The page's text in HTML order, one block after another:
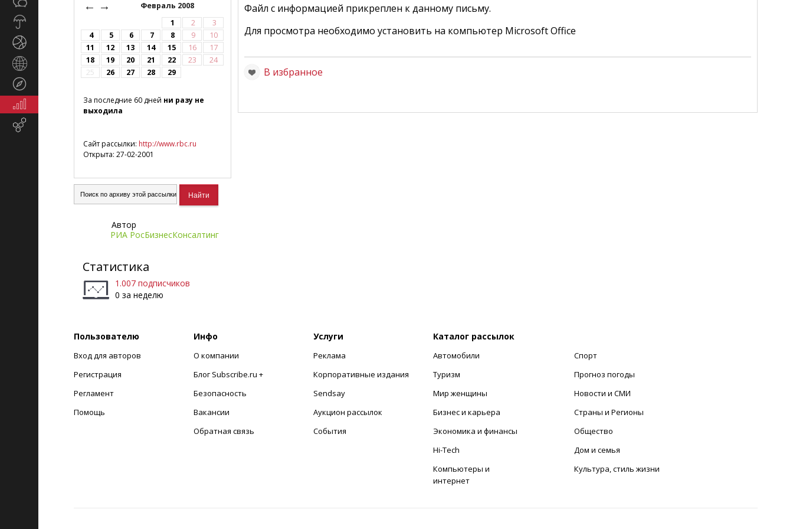
Экономика
← Февраль 2008
→
1 2
3
4
5 6 7 8 9
10
11
12 13 14 15 16
17
18
19 20 21 22 23
24
25
26 27 28 29
За последние 60 дней ни разу не
выходила
Сайт рассылки: http://www.rbc.ru
Открыта: 27-02-2001
Автор
РИА РосБизнесКонсалтинг
Статистика
1.007 подписчиков
0 за неделю
Файл с информацией прикреплен к данному письму.
Для просмотра необходимо установить на компьютер Microsoft Office
В избранное
Пользователю
Вход для авторов
Регистрация
Регламент
Помощь
Инфо
О компании
Блог Subscribe.ru +
Безопасность
Вакансии
Обратная связь
Услуги
Реклама
Корпоративные издания
Sendsay
Аукцион рассылок
События
Каталог рассылок
Автомобили
Туризм
Мир женщины
Бизнес и карьера
Экономика и финансы
Hi-Tech
Компьютеры и
интернет
Спорт
Прогноз погоды
Новости и СМИ
Страны и Регионы
Общество
Дом и семья
Культура, стиль жизни